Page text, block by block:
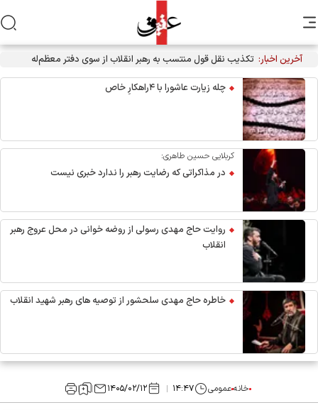
آخرین اخبار: تکذیب نقل قول منتسب به رهبر انقلاب از سوی دفتر معظم‌له
چله زیارت عاشورا با ۴راهکارِ خاص
کربلایی حسین طاهری:
در مذاکراتی که رضایت رهبر را ندارد خبری نیست
روایت حاج مهدی رسولی از روضه خوانی در محل عروج رهبر
انقلاب
خاطره حاج مهدی سلحشور از توصیه های رهبر شهید انقلاب
خانهعمومی ۱۴:۴۷ ۱۴۰۵/۰۲/۱۲